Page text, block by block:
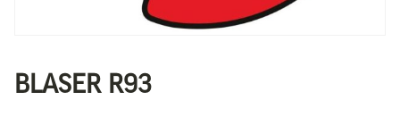
BLASER R93